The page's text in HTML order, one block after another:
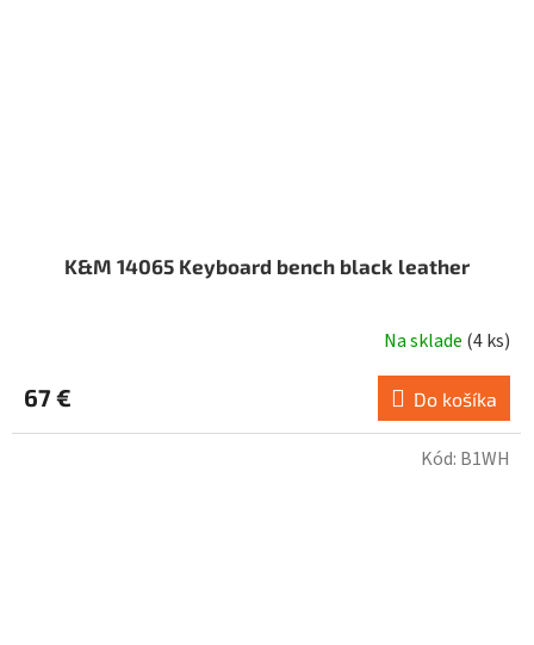
K&M 14065 Keyboard bench black leather
produktu
Na sklade (4 ks)
67 € Do košíka
Kód: B1WH